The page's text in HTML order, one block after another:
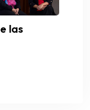
las